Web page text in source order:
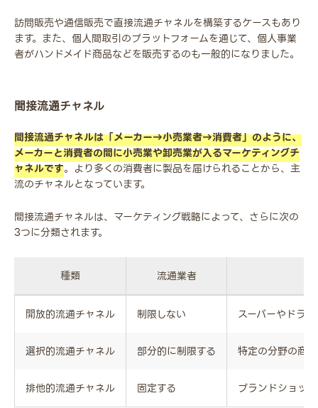
訪問販売や通信販売で直接流通チャネルを構築するケースもあり
ます。また、個人間取引のプラットフォームを通じて、個人事業
者がハンドメイド商品などを販売するのも一般的になりました。
間接流通チャネル
間接流通チャネルは「メーカー→小売業者→消費者」のように、
メーカーと消費者の間に小売業や卸売業が入るマーケティングチ
ャネルです。より多くの消費者に製品を届けられることから、主
流のチャネルとなっています。
間接流通チャネルは、マーケティング戦略によって、さらに次の
3つに分類されます。
種類 流通業者
開放的流通チャネル 制限しない スーパーやドラ
選択的流通チャネル 部分的に制限する 特定の分野の商
排他的流通チャネル 固定する ブランドショッ